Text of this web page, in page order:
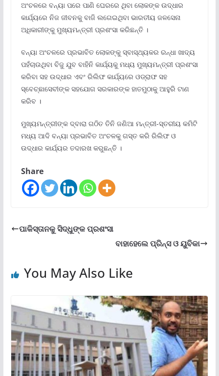
ଅଂଚଳରେ ବନ୍ୟା ପରେ ପାଣି ଘେରରେ ଥିବା ଲୋକଙ୍କ ଉଦ୍ଧାର
କାର୍ଯ୍ୟରେ ନିଜ ଜୀବନକୁ ବାଜି ଲଗେଇଥିବା ଭାରତୀୟ ଜଳସେନା
ଅଧିକାରୀଙ୍କୁ ମୁଖ୍ୟମନ୍ତ୍ରୀ ପ୍ରଶଂସା କରିଛନ୍ତି ।
ବନ୍ୟା ଅଂଚଳରେ ପ୍ରଭାବିତ ଲୋକଙ୍କୁ ସ୍ବାସ୍ଥ୍ୟକର ରନ୍ଧା ଖାଦ୍ୟ
ପହଁଚାଉଥିବା ବିଜୁ ଯୁବ ବାହିନି କାର୍ଯ୍ୟକୁ ମଧ୍ୟ ମୁଖ୍ୟମନ୍ତ୍ରୀ ପ୍ରଶଂସା
କରିବା ସହ ଉଦ୍ଧାର ଏବଂ ରିଲିଫ କାର୍ଯ୍ୟରେ ଓଡ୍ରାଫ ସହ
ସ୍ବେଚ୍ଛାସେବୀଙ୍କ ସହଯୋଗ ସରକାରଙ୍କ ହାତମୁଠାକୁ ଆହୁରି ଟାଣ
କରିବ ।
ମୁଖ୍ୟମନ୍ତ୍ରୀଙ୍କ ଦ୍ବାରା ଗଠିତ ତିନି ଜଣିଆ ମନ୍ତ୍ରୀ-ସ୍ତରୀୟ କମିଟି
ମଧ୍ୟ ଆଦି ବନ୍ୟା ପ୍ରଭାବିତ ଅଂଚଳକୁ ଗସ୍ତ କରି ରିଲିଫ ଓ
ଉଦ୍ଧାର କାର୍ଯ୍ୟର ତଦାରଖ କରୁଛନ୍ତି ।
Share
ପାକିସ୍ତାନକୁ ସିଦ୍ଧୁଙ୍କ ପ୍ରଶଂସା
ବାହାହେଲେ ପ୍ରିନ୍ସ ଓ ୟୁବିକା
You May Also Like